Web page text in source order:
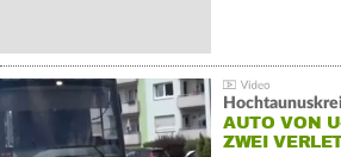
AUTO VON
ZWEI